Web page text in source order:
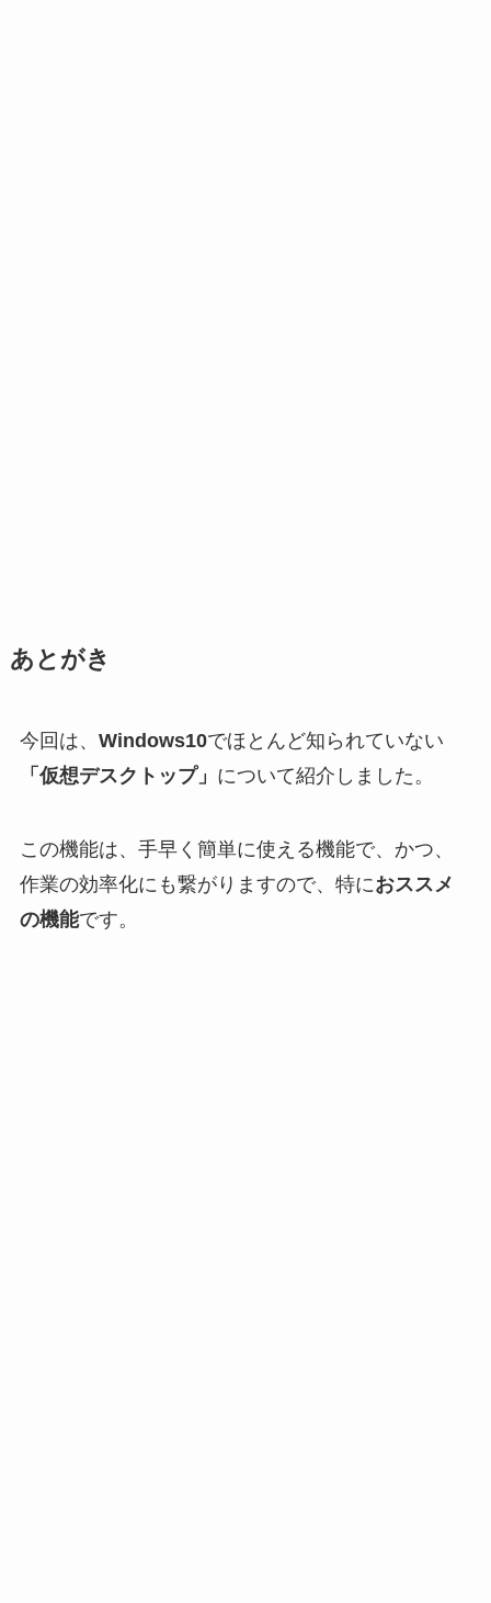
あとがき
今回は、 Windows10でほとんど知られていない
「仮想デスクトップ」 について紹介しました。
この機能は、手早く簡単に使える機能で、かつ、
作業の効率化にも繋がりますので、特におススメ
の機能です。